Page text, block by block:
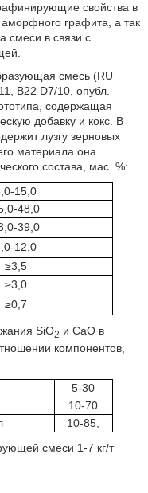
свойства в
графита, а так
смеси в связи с
смесь (RU
B22 D7/10, опубл.
содержащая
добавку и кокс. В
лузгу зерновых
материала она
состава, мас. %:
15,0
48,0
39,0
12,0
≥3,5
≥3,0
≥0,7
SiO2 и CaO в
компонентов,
5-30
10-70
10-85,
смеси 1-7 кг/т